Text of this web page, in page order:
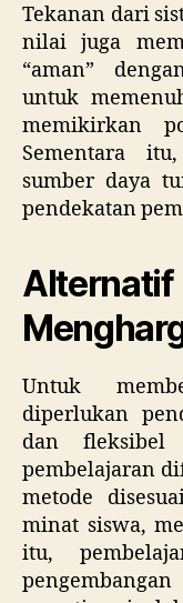
Tekanan dari
nilai juga
“aman”
untuk
memikirkan
Sementara
sumber daya
pendekatan
Alternatif
Untuk
diperlukan
dan fleksibel
pembelajaran
metode
minat siswa,
itu,